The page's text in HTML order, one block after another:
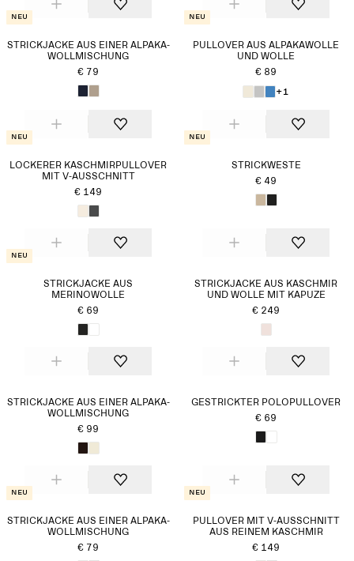
Neu
STRICKJACKE AUS EINER ALPAKA-
WOLLMISCHUNG
€ 79
Neu
PULLOVER AUS ALPAKAWOLLE
UND WOLLE
€ 89
+1
Neu
LOCKERER KASCHMIRPULLOVER
MIT V-AUSSCHNITT
€ 149
Neu
STRICKWESTE
€ 49
Neu
STRICKJACKE AUS
MERINOWOLLE
€ 69
STRICKJACKE AUS KASCHMIR
UND WOLLE MIT KAPUZE
€ 249
STRICKJACKE AUS EINER ALPAKA-
WOLLMISCHUNG
€ 99
GESTRICKTER POLOPULLOVER
€ 69
Neu
STRICKJACKE AUS EINER ALPAKA-
WOLLMISCHUNG
€ 79
Neu
PULLOVER MIT V-AUSSCHNITT
AUS REINEM KASCHMIR
€ 149